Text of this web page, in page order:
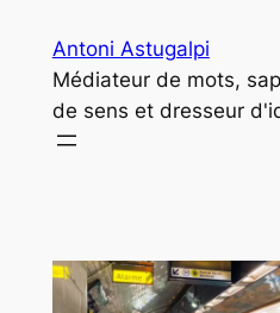
contenu
Antoni Astugalpi
Médiateur de mots,
de sens et dresseur